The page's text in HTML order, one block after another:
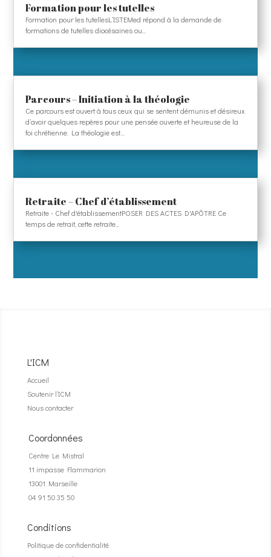
Formation pour les tutelles
Formation pour les tutellesL’ISTEMed répond à la demande de
formations de tutelles diocésaines ou...
Parcours – Initiation à la théologie
Ce parcours est ouvert à tous ceux qui se sentent démunis et désireux
d’avoir quelques repères pour une pensée ouverte et heureuse de la
foi chrétienne. La théologie est…
Retraite – Chef d’établissement
Retraite - Chef d'établissementPOSER DES ACTES D'APÔTRE Ce
temps de retrait, cette retraite...
L'ICM
Accueil
Soutenir l’ICM
Nous contacter
Coordonnées
Centre Le Mistral
11 impasse Flammarion
13001 Marseille
04 91 50 35 50
Conditions
Politique de confidentialité